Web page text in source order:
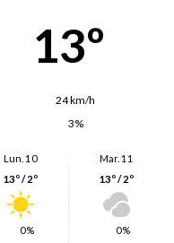
13º
24 km/h
3%
Lun. 10
13º / 2º
0%
Mar. 11
13º / 2º
0%